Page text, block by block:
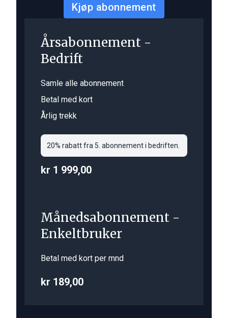
Kjøp abonnement
Årsabonnement -
Bedrift
Samle alle abonnement
Betal med kort
Årlig trekk
20% rabatt fra 5. abonnement i bedriften.
kr 1 999,00
Månedsabonnement -
Enkeltbruker
Betal med kort per mnd
kr 189,00